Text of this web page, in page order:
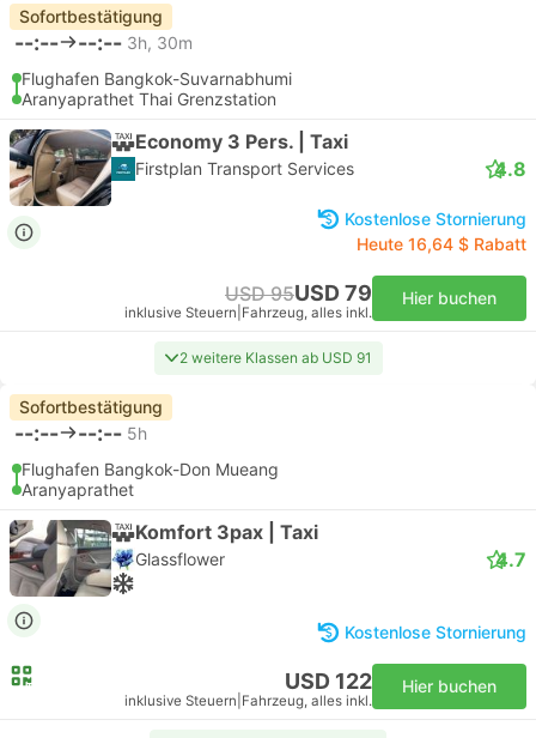
Sofortbestätigung
--:-- --:-- 3h, 30m
Flughafen Bangkok-Suvarnabhumi
Aranyaprathet Thai Grenzstation
Economy 3 Pers. | Taxi
Firstplan Transport Services 4.8
Kostenlose Stornierung
Heute 16,64 $ Rabatt
USD 95USD 79
inklusive Steuern Fahrzeug, alles inkl.
Hier buchen
2 weitere Klassen ab USD 91
Sofortbestätigung
--:-- --:-- 5h
Flughafen Bangkok-Don Mueang
Aranyaprathet
Komfort 3pax | Taxi
Glassflower 4.7
Kostenlose Stornierung
USD 122
inklusive Steuern Fahrzeug, alles inkl.
Hier buchen